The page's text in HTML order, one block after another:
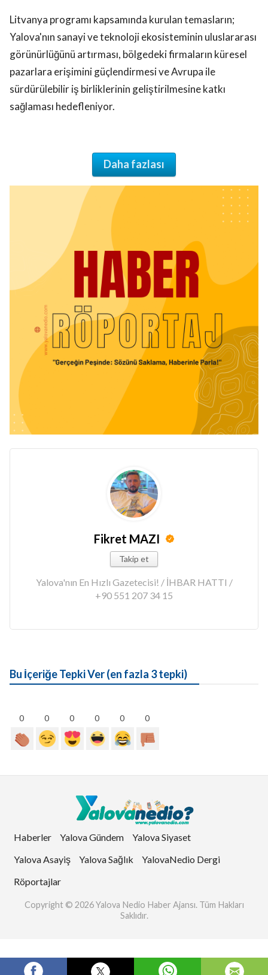
Litvanya programı kapsamında kurulan temasların;
Yalova'nın sanayi ve teknoloji ekosisteminin uluslararası
görünürlüğünü artırması, bölgedeki firmaların küresel
pazarlara erişimini güçlendirmesi ve Avrupa ile
sürdürülebilir iş birliklerinin geliştirilmesine katkı
sağlaması hedefleniyor.
Daha fazlası
Fikret MAZI
Takip et
Yalova'nın En Hızlı Gazetecisi! / İHBAR HATTI /
+90 551 207 34 15
Bu İçeriğe Tepki Ver (en fazla 3 tepki)
0 0 0 0 0 0
Haberler Yalova Gündem
Yalova Siyaset
Yalova Asayiş
Yalova Sağlık
YalovaNedio Dergi
Röportajlar
Copyright © 2026 Yalova Nedio Haber Ajansı. Tüm Hakları
Saklıdır.